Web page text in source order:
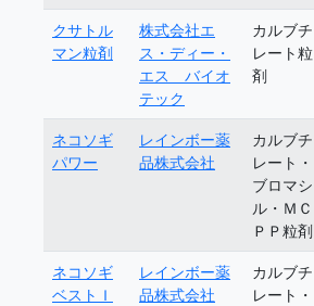
クサトル
マン粒剤
株式会社エ
ス・ディー・
エス バイオ
テック
カルブチ
レート粒
剤
ネコソギ
パワー
レインボー薬
品株式会社
カルブチ
レート・
ブロマシ
ル・ＭＣ
ＰＰ粒剤
ネコソギ
ベストＩ
レインボー薬
品株式会社
カルブチ
レート・